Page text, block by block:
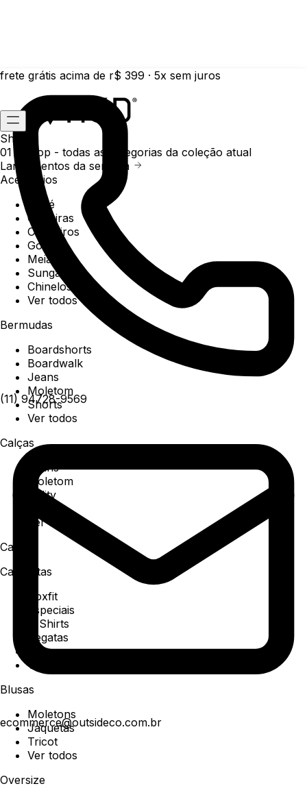
frete grátis acima de r$ 399 · 5x sem juros
(11) 94728-9569
ecommerce@outsideco.com.br
Shop
01 /
Shop - todas as categorias da coleção atual
Lançamentos da semana
Acessórios
Boné
Carteiras
Chaveiros
Gorros
Meias
Sunga
Chinelos
Ver todos
Bermudas
Boardshorts
Boardwalk
Jeans
Moletom
Shorts
Ver todos
Calças
Jeans
Moletom
Utility
Ver todos
Camisa
Camisetas
Boxfit
Especiais
T-Shirts
Regatas
Polo
Ver todos
Blusas
Moletons
Jaquetas
Tricot
Ver todos
Oversize